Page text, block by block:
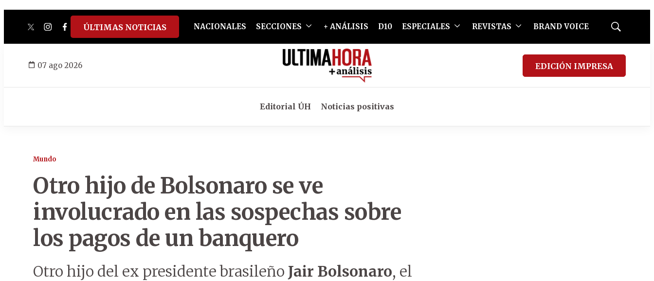
twitterinstagram
facebook
tiktokyoutube
spotify
ÚLTIMAS NOTICIAS NACIONALES SECCIONES + ANÁLISIS D10 ESPECIALES REVISTAS BRAND VOICE
Mostrar
07 ago 2026 EDICIÓN IMPRESA
Editorial ÚH Noticias positivas
Mundo
Otro hijo de Bolsonaro se ve
involucrado en las sospechas sobre
los pagos de un banquero
Otro hijo del ex presidente brasileño Jair Bolsonaro, el